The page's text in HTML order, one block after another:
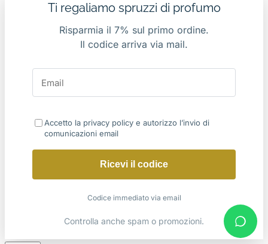
Ti regaliamo spruzzi di profumo
Risparmia il 7% sul primo ordine.
Il codice arriva via mail.
Accetto la privacy policy e autorizzo l’invio di
comunicazioni email
Ricevi il codice
Codice immediato via email
Controlla anche spam o promozioni.